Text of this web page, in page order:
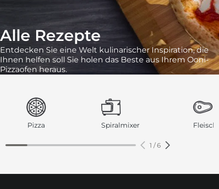
Alle Rezepte
Entdecken Sie eine Welt kulinarischer Inspiration, die
Ihnen helfen soll Sie holen das Beste aus Ihrem Ooni-
Pizzaofen heraus.
Pizza Spiralmixer Fleisch
1 / 6